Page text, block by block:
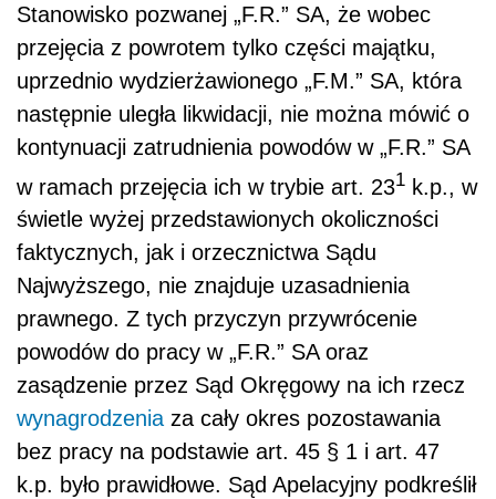
Stanowisko pozwanej „F.R.” SA, że wobec
przejęcia z powrotem tylko części majątku,
uprzednio wydzierżawionego „F.M.” SA, która
następnie uległa likwidacji, nie można mówić o
kontynuacji zatrudnienia powodów w „F.R.” SA
w ramach przejęcia ich w trybie art. 231 k.p., w
świetle wyżej przedstawionych okoliczności
faktycznych, jak i orzecznictwa Sądu
Najwyższego, nie znajduje uzasadnienia
prawnego. Z tych przyczyn przywrócenie
powodów do pracy w „F.R.” SA oraz
zasądzenie przez Sąd Okręgowy na ich rzecz
wynagrodzenia za cały okres pozostawania
bez pracy na podstawie art. 45 § 1 i art. 47
k.p. było prawidłowe. Sąd Apelacyjny podkreślił